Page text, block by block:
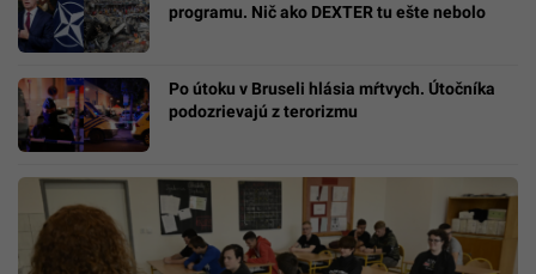
programu. Nič ako DEXTER tu ešte nebolo
Po útoku v Bruseli hlásia mŕtvych. Útočníka
podozrievajú z terorizmu